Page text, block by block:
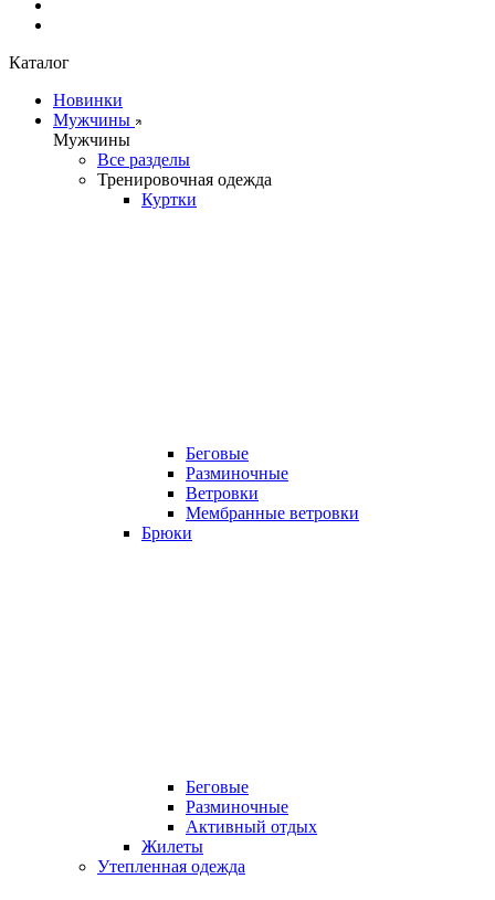
Каталог
Новинки
Мужчины
Мужчины
Все разделы
Тренировочная одежда
Куртки
Беговые
Разминочные
Ветровки
Мембранные ветровки
Брюки
Беговые
Разминочные
Активный отдых
Жилеты
Утепленная одежда